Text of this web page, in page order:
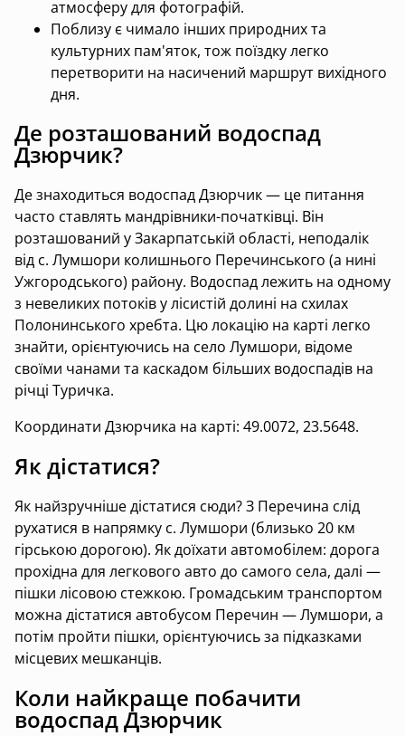
атмосферу для фотографій.
Поблизу є чимало інших природних та
культурних пам'яток, тож поїздку легко
перетворити на насичений маршрут вихідного
дня.
Де розташований водоспад
Дзюрчик?
Де знаходиться водоспад Дзюрчик — це питання
часто ставлять мандрівники-початківці. Він
розташований у Закарпатській області, неподалік
від с. Лумшори колишнього Перечинського (а нині
Ужгородського) району. Водоспад лежить на одному
з невеликих потоків у лісистій долині на схилах
Полонинського хребта. Цю локацію на карті легко
знайти, орієнтуючись на село Лумшори, відоме
своїми чанами та каскадом більших водоспадів на
річці Туричка.
Координати Дзюрчика на карті: 49.0072, 23.5648.
Як дістатися?
Як найзручніше дістатися сюди? З Перечина слід
рухатися в напрямку с. Лумшори (близько 20 км
гірською дорогою). Як доїхати автомобілем: дорога
прохідна для легкового авто до самого села, далі —
пішки лісовою стежкою. Громадським транспортом
можна дістатися автобусом Перечин — Лумшори, а
потім пройти пішки, орієнтуючись за підказками
місцевих мешканців.
Коли найкраще побачити
водоспад Дзюрчик